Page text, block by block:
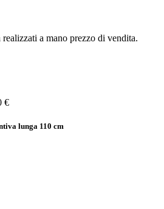
a mano prezzo di vendita.
€
lunga 110 cm